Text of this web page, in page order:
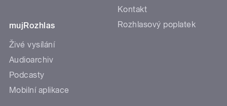
mujRozhlas
Živé vysílání
Audioarchiv
Podcasty
Mobilní aplikace
Kontakt
Rozhlasový poplatek